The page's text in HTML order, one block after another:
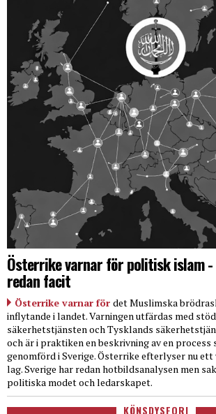
Österrike varnar för politisk islam -
redan facit
Österrike varnar för det Muslimska
inflytande i landet. Varningen utfärdas med stöd
säkerhetstjänsten och Tysklands
och är i praktiken en beskrivning av en process
genomförd i Sverige. Österrike efterlyser nu
lag. Sverige har redan hotbildsanalysen men
politiska modet och ledarskapet.
KÖNSDYSFORI